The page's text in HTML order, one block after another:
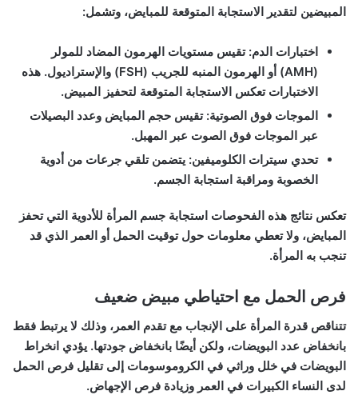
المبيضين لتقدير الاستجابة المتوقعة للمبايض، وتشمل:
اختبارات الدم: تقيس مستويات الهرمون المضاد للمولر
(AMH) أو الهرمون المنبه للجريب (FSH) والإستراديول. هذه
الاختبارات تعكس الاستجابة المتوقعة لتحفيز المبيض.
الموجات فوق الصوتية: تقيس حجم المبايض وعدد البصيلات
عبر الموجات فوق الصوت عبر المهبل.
تحدي سيترات الكلوميفين: يتضمن تلقي جرعات من أدوية
الخصوبة ومراقبة استجابة الجسم.
تعكس نتائج هذه الفحوصات استجابة جسم المرأة للأدوية التي تحفز
المبايض، ولا تعطي معلومات حول توقيت الحمل أو العمر الذي قد
تنجب به المرأة.
فرص الحمل مع احتياطي مبيض ضعيف
تتناقص قدرة المرأة على الإنجاب مع تقدم العمر، وذلك لا يرتبط فقط
بانخفاض عدد البويضات، ولكن أيضًا بانخفاض جودتها. يؤدي انخراط
البويضات في خلل وراثي في الكروموسومات إلى تقليل فرص الحمل
لدى النساء الكبيرات في العمر وزيادة فرص الإجهاض.